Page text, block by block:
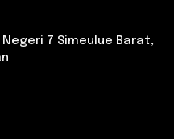
Negeri 7 Simeulue Barat,